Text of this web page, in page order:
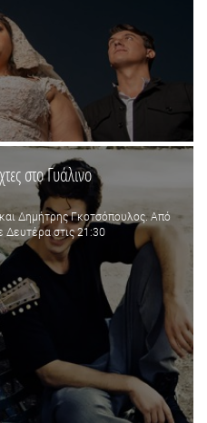
στο Γυάλινο
Δημήτρης Γκοτσόπουλος. Από
Δευτέρα στις 21:30